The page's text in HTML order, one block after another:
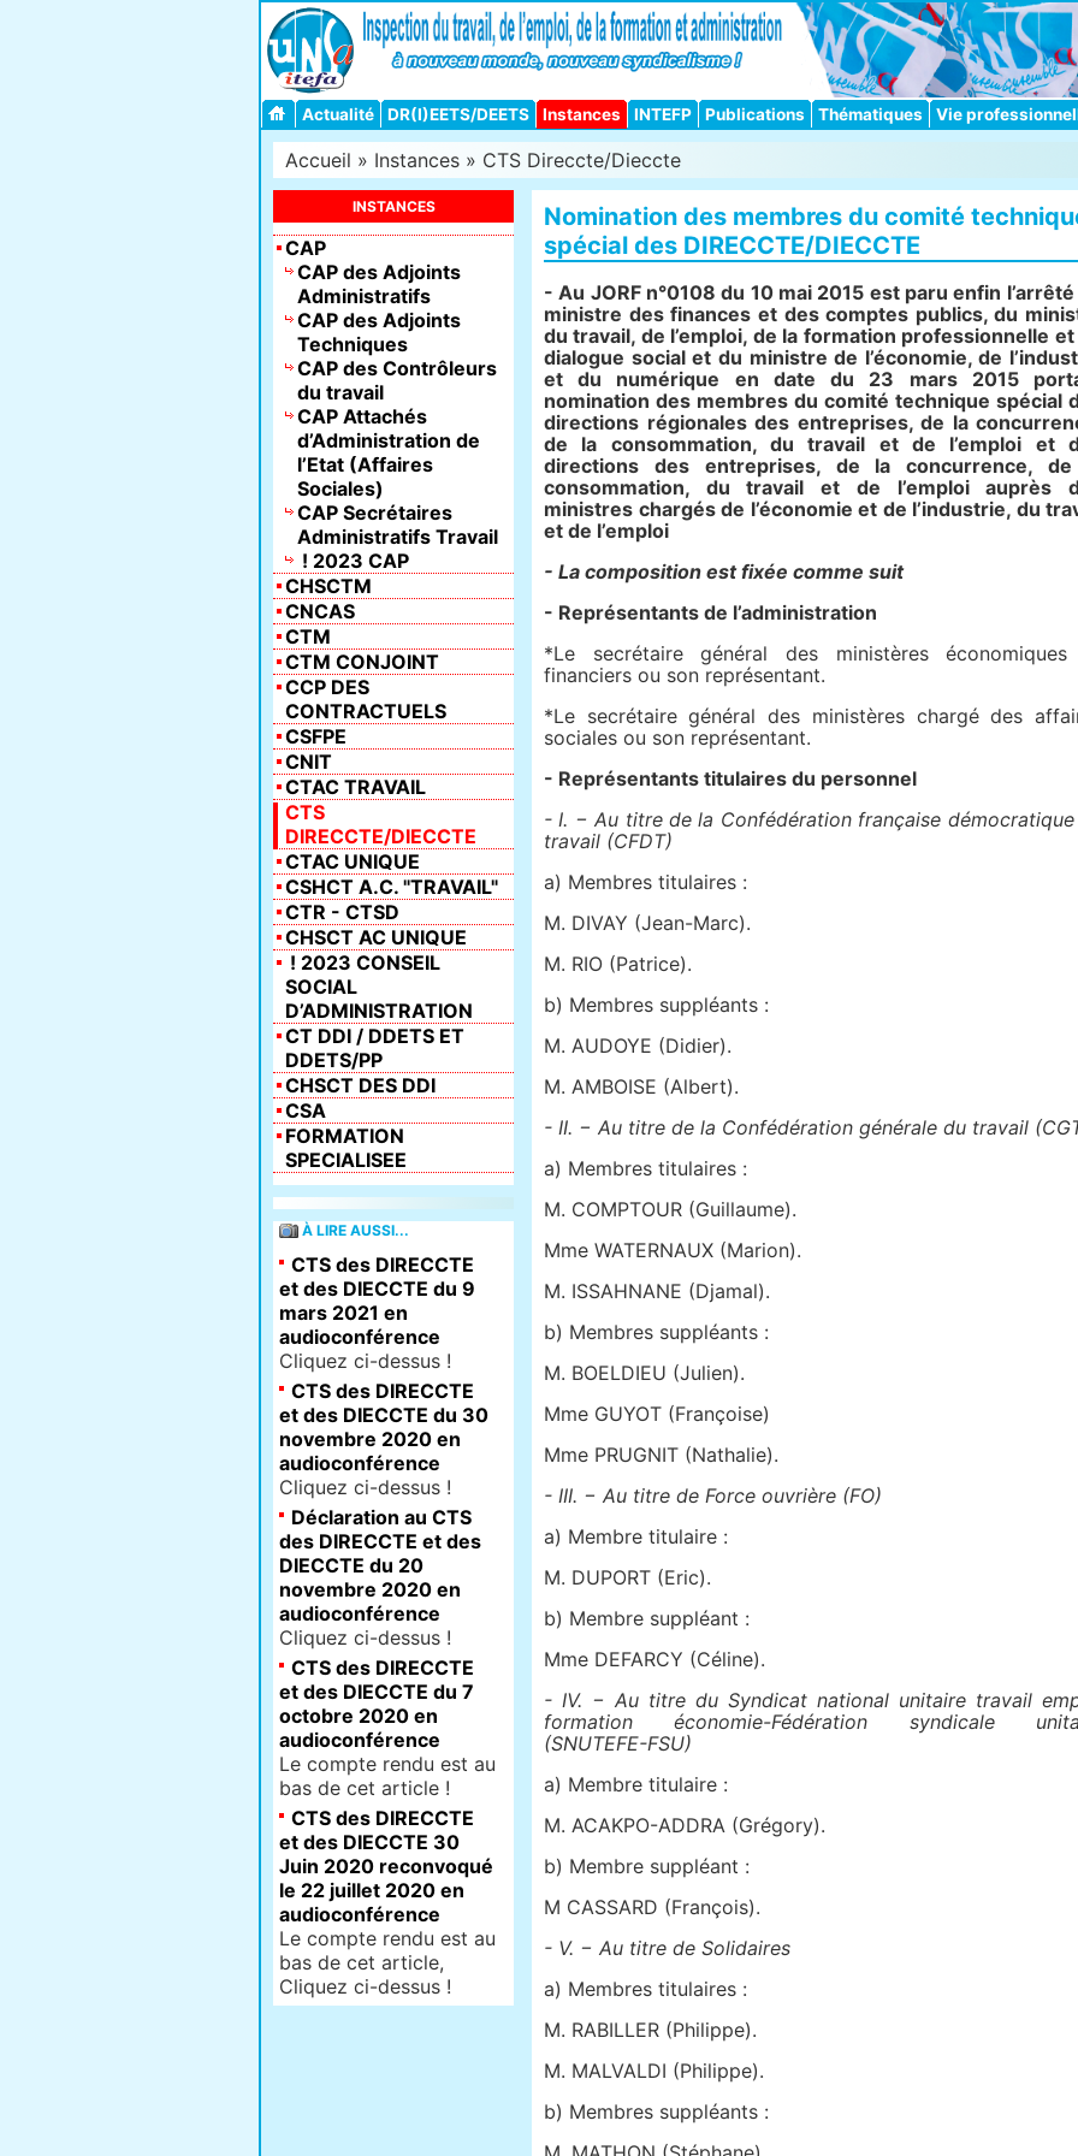
Actualité DR(I)EETS/DEETS Instances INTEFP Publications Thématiques Vie
Accueil » Instances » CTS Direccte/Dieccte
Nomination des membres du comité
spécial des DIRECCTE/DIECCTE
- Au JORF n°0108 du 10 mai 2015 est paru enfin
ministre des finances et des comptes publics, du
du travail, de l’emploi, de la formation professionnelle
dialogue social et du ministre de l’économie, de
et du numérique en date du 23 mars 2015
nomination des membres du comité technique spécial
directions régionales des entreprises, de la
de la consommation, du travail et de l’emploi et
directions des entreprises, de la concurrence,
consommation, du travail et de l’emploi auprès
ministres chargés de l’économie et de l’industrie, du
et de l’emploi
- La composition est fixée comme suit
- Représentants de l’administration
*Le secrétaire général des ministères
financiers ou son représentant.
*Le secrétaire général des ministères chargé des
sociales ou son représentant.
- Représentants titulaires du personnel
- I. − Au titre de la Confédération française
travail (CFDT)
a) Membres titulaires :
M. DIVAY (Jean-Marc).
M. RIO (Patrice).
b) Membres suppléants :
M. AUDOYE (Didier).
M. AMBOISE (Albert).
- II. − Au titre de la Confédération générale du travail
a) Membres titulaires :
M. COMPTOUR (Guillaume).
Mme WATERNAUX (Marion).
M. ISSAHNANE (Djamal).
b) Membres suppléants :
M. BOELDIEU (Julien).
Mme GUYOT (Françoise)
Mme PRUGNIT (Nathalie).
- III. − Au titre de Force ouvrière (FO)
a) Membre titulaire :
M. DUPORT (Eric).
b) Membre suppléant :
Mme DEFARCY (Céline).
- IV. − Au titre du Syndicat national unitaire travail
formation économie-Fédération syndicale
(SNUTEFE-FSU)
a) Membre titulaire :
M. ACAKPO-ADDRA (Grégory).
b) Membre suppléant :
M CASSARD (François).
- V. − Au titre de Solidaires
a) Membres titulaires :
M. RABILLER (Philippe).
M. MALVALDI (Philippe).
b) Membres suppléants :
INSTANCES
CAP
CAP des Adjoints
Administratifs
CAP des Adjoints
Techniques
CAP des Contrôleurs
du travail
CAP Attachés
d’Administration de
l’Etat (Affaires
Sociales)
CAP Secrétaires
Administratifs Travail
! 2023 CAP
CHSCTM
CNCAS
CTM
CTM CONJOINT
CCP DES
CONTRACTUELS
CSFPE
CNIT
CTAC TRAVAIL
CTS
DIRECCTE/DIECCTE
CTAC UNIQUE
CSHCT A.C. "TRAVAIL"
CTR - CTSD
CHSCT AC UNIQUE
! 2023 CONSEIL
SOCIAL
D’ADMINISTRATION
CT DDI / DDETS ET
DDETS/PP
CHSCT DES DDI
CSA
FORMATION
SPECIALISEE
À LIRE AUSSI...
CTS des DIRECCTE
et des DIECCTE du 9
mars 2021 en
audioconférence
Cliquez ci-dessus !
CTS des DIRECCTE
et des DIECCTE du 30
novembre 2020 en
audioconférence
Cliquez ci-dessus !
Déclaration au CTS
des DIRECCTE et des
DIECCTE du 20
novembre 2020 en
audioconférence
Cliquez ci-dessus !
CTS des DIRECCTE
et des DIECCTE du 7
octobre 2020 en
audioconférence
Le compte rendu est au
bas de cet article !
CTS des DIRECCTE
et des DIECCTE 30
Juin 2020 reconvoqué
le 22 juillet 2020 en
audioconférence
Le compte rendu est au
bas de cet article,
Cliquez ci-dessus !